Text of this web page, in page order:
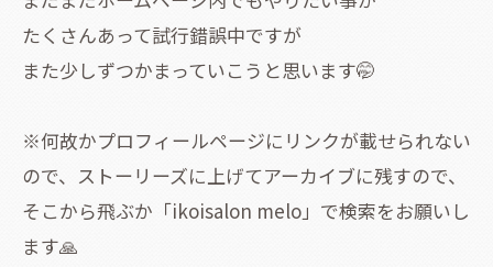
たくさんあって試行錯誤中ですが
また少しずつかまっていこうと思います🤭
※何故かプロフィールページにリンクが載せられない
ので、ストーリーズに上げてアーカイブに残すので、
そこから飛ぶか「ikoisalon melo」で検索をお願いし
ます🙏